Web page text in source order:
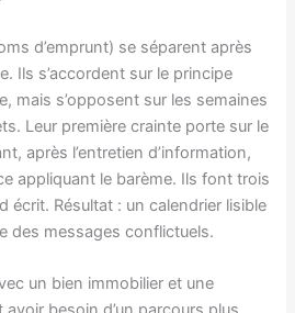
d’emprunt) se séparent après
Ils s’accordent sur le principe
mais s’opposent sur les semaines
Leur première crainte porte sur le
après l’entretien d’information,
appliquant le barème. Ils font trois
écrit. Résultat : un calendrier lisible
des messages conflictuels.
un bien immobilier et une